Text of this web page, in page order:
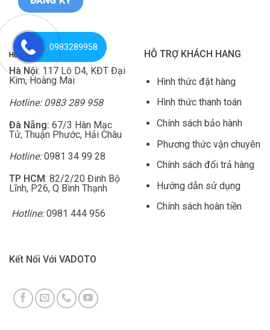
HỆ THỐNG SHOWROOM
Hà Nội: 117 Lô D4, KĐT Đại
Kim, Hoàng Mai
Hotline: 0983 289 958
Đà Nẵng: 67/3 Hàn Mạc
Tử, Thuận Phước, Hải Châu
Hotline:0981 34 99 28
TP HCM: 82/2/20 Đinh Bộ
Lĩnh, P26, Q Bình Thạnh
Hotline:0981 444 956
HỖ TRỢ KHÁCH HANG
Hình thức đặt hàng
Hình thức thanh toán
Chính sách bảo hành
Phương thức vận chuyên
Chính sách đổi trả hàng
Hướng dẫn sử dụng
Chính sách hoàn tiền
Kết Nối Với VADOTO
0983289958